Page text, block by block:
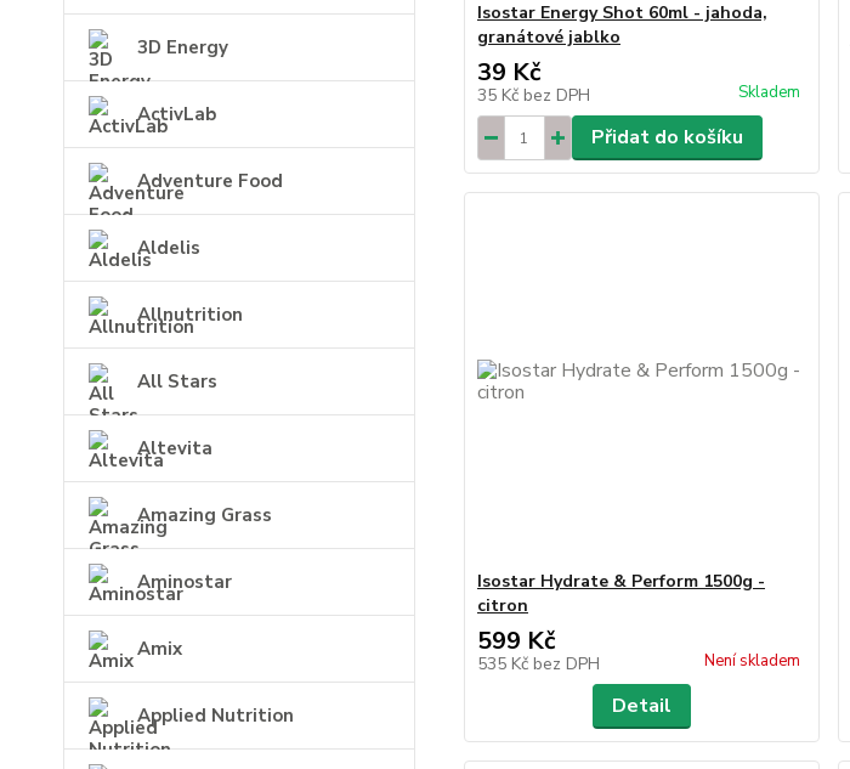
3D Energy
ActivLab
Adventure Food
Aldelis
Allnutrition
All Stars
Altevita
Amazing Grass
Aminostar
Amix
Applied Nutrition
Isostar Energy Shot 60ml - jahoda,
granátové jablko
39 Kč
35 Kč bez DPH Skladem
Přidat do košíku
Isostar Hydrate & Perform 1500g -
citron
599 Kč
535 Kč bez DPH Není skladem
Detail